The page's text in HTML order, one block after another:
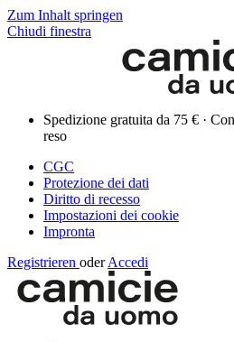
Zum Inhalt springen
Chiudi finestra
Spedizione gratuita da 75 € ·
reso
CGC
Protezione dei dati
Diritto di recesso
Impostazioni dei cookie
Impronta
Registrieren oder Accedi